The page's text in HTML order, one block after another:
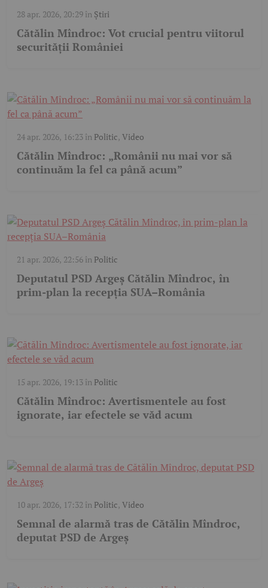
28 apr. 2026, 20:29 în Știri
Cătălin Mîndroc: Vot crucial pentru viitorul
securității României
24 apr. 2026, 16:23 în Politic, Video
Cătălin Mîndroc: „Românii nu mai vor să
continuăm la fel ca până acum”
21 apr. 2026, 22:56 în Politic
Deputatul PSD Argeș Cătălin Mîndroc, în
prim-plan la recepția SUA–România
15 apr. 2026, 19:13 în Politic
Cătălin Mîndroc: Avertismentele au fost
ignorate, iar efectele se văd acum
10 apr. 2026, 17:32 în Politic, Video
Semnal de alarmă tras de Cătălin Mîndroc,
deputat PSD de Argeș